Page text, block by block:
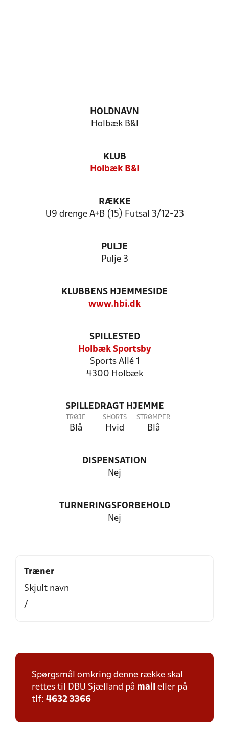
HOLDNAVN
Holbæk B&I
KLUB
Holbæk B&I
RÆKKE
U9 drenge A+B (15) Futsal 3/12-23
PULJE
Pulje 3
KLUBBENS HJEMMESIDE
www.hbi.dk
SPILLESTED
Holbæk Sportsby
Sports Allé 1
4300 Holbæk
SPILLEDRAGT HJEMME
TRØJE
Blå
SHORTS
Hvid
STRØMPER
Blå
DISPENSATION
Nej
TURNERINGSFORBEHOLD
Nej
Træner
Skjult navn
/
Spørgsmål omkring denne række skal
rettes til DBU Sjælland på mail eller på
tlf: 4632 3366